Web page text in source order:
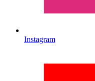
Instagram